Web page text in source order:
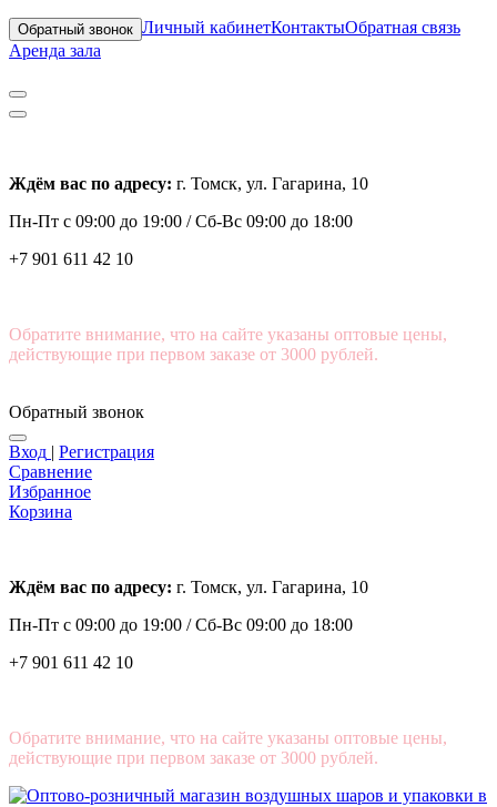
Обратный звонок Личный кабинетКонтактыОбратная связь
Аренда зала
Ждём вас по адресу: г. Томск, ул. Гагарина, 10
Пн-Пт с 09:00 до 19:00 /Сб-Вс 09:00 до 18:00
+7 901 611 42 10
Обратите внимание, что на сайте указаны оптовые цены,
действующие при первом заказе от 3000 рублей.
Обратный звонок
Вход | Регистрация
Сравнение
Избранное
Корзина
Ждём вас по адресу: г. Томск, ул. Гагарина, 10
Пн-Пт с 09:00 до 19:00 /Сб-Вс 09:00 до 18:00
+7 901 611 42 10
Обратите внимание, что на сайте указаны оптовые цены,
действующие при первом заказе от 3000 рублей.